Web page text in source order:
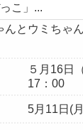
こ」...
んとウミちゃ
５月16日
17：00
5月11日(